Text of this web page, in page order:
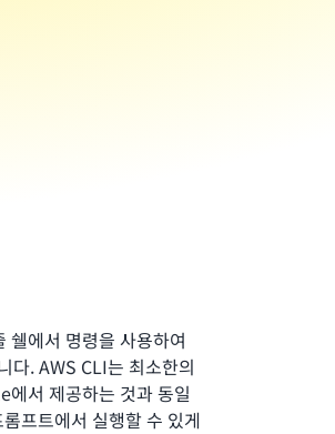
에서 명령을 사용하여
다. AWS CLI는 최소한의
서 제공하는 것과 동일
프트에서 실행할 수 있게